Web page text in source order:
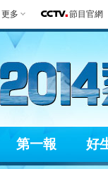
更多 節目官網
第一報 好